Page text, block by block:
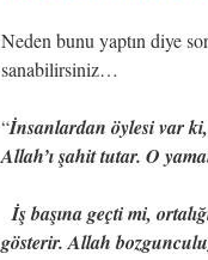
Neden bunu yaptın diye
sanabilirsiniz…
“İnsanlardan öylesi var
Allah’ı şahit tutar. O
İş başına geçti mi,
gösterir. Allah